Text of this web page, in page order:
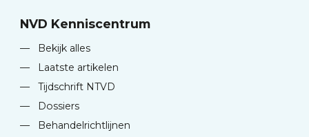
NVD Kenniscentrum
—
Bekijk alles
—
Laatste artikelen
—
Tijdschrift NTVD
—
Dossiers
—
Behandelrichtlijnen